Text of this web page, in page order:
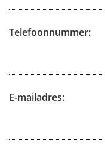
Telefoonnummer:
E-mailadres: